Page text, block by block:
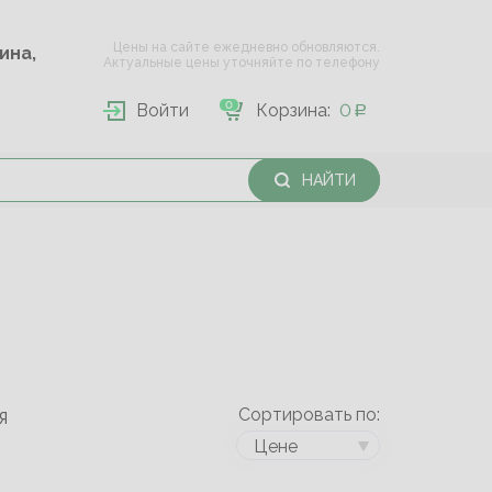
Цены на сайте ежедневно обновляются.
Актуальные цены уточняйте по телефону
Войти Корзина: 0
0
НАЙТИ
Я
Сортировать по:
Цене